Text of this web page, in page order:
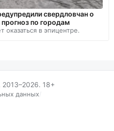
свердловчан о
по городам
оказаться в эпицентре.
18+
данных/